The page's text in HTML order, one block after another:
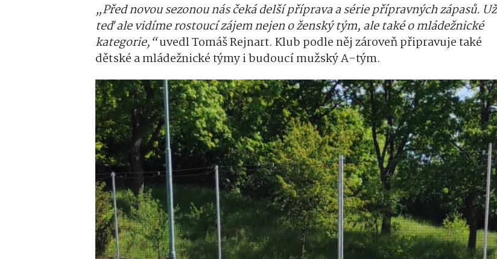
„Před novou sezonou nás čeká delší příprava a série přípravných zápasů. Už
teď ale vidíme rostoucí zájem nejen o ženský tým, ale také o mládežnické
kategorie,“uvedl Tomáš Rejnart. Klub podle něj zároveň připravuje také
dětské a mládežnické týmy i budoucí mužský A-tým.